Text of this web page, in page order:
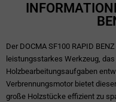
Der DOCMA SF100 RAPID
leistungsstarkes Werkzeug,
Holzbearbeitungsaufgaben
Verbrennungsmotor bietet
große Holzstücke effizient zu